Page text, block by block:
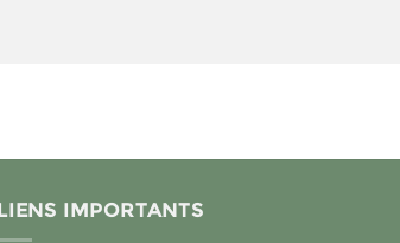
LIENS IMPORTANTS